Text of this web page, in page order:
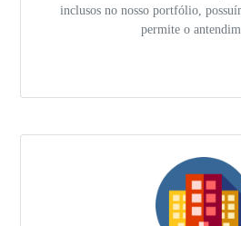
inclusos no nosso portfólio,
permite o